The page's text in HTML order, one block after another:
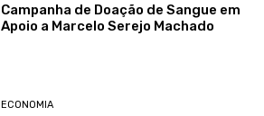
Campanha de Doação de Sangue em
Apoio a Marcelo Serejo Machado
ECONOMIA